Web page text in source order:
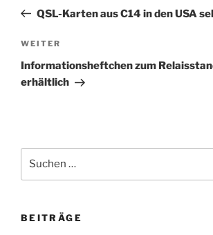
BeitragQSL-Karten aus C14 in den USA
Nächster
Beitrag
WEITER
Informationsheftchen zum
erhältlich
nach:
BEITRÄGE